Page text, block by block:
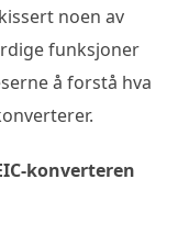
noen av
funksjoner
å forstå hva
konverteren